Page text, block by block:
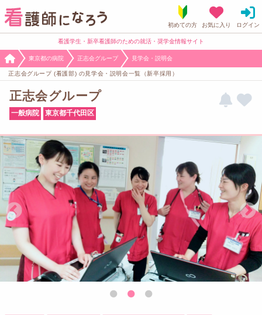
看護学生・新卒看護師のための就活・奨学金情報サイト
東京都の病院 正志会グループ 見学会・説明会
正志会グループ (看護部) の見学会・説明会一覧（新卒採用）
正志会グループ
一般病院 東京都千代田区